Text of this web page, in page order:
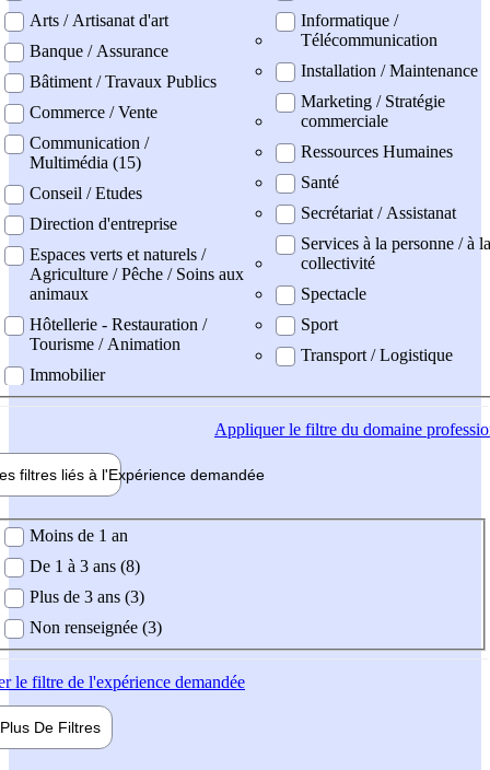
Arts / Artisanat d'art
Banque / Assurance
Bâtiment / Travaux Publics
Commerce / Vente
Communication /
Multimédia (15)
Conseil / Etudes
Direction d'entreprise
Espaces verts et naturels /
Agriculture / Pêche / Soins aux
animaux
Hôtellerie - Restauration /
Tourisme / Animation
Immobilier
Informatique /
Télécommunication
Installation / Maintenance
Marketing / Stratégie
commerciale
Ressources Humaines
Santé
Secrétariat / Assistanat
Services à la personne / à la
collectivité
Spectacle
Sport
Transport / Logistique
Appliquerle filtre du domaine
filtres liés à l'Expérience demandée
demandée
Moins de 1 an
De 1 à 3 ans (8)
Plus de 3 ans (3)
Non renseignée (3)
le filtre de l'expérience demandée
Plus De Filtres